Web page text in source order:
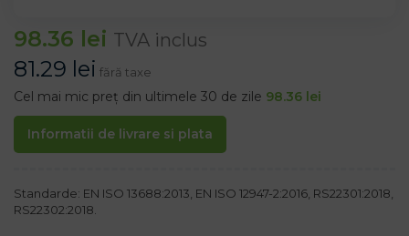
98.36 lei TVA inclus
81.29 lei fără taxe
Cel mai mic preț din ultimele 30 de zile 98.36 lei
Informatii de livrare si plata
Standarde: EN ISO 13688:2013, EN ISO 12947-2:2016, RS22301:2018,
RS22302:2018.